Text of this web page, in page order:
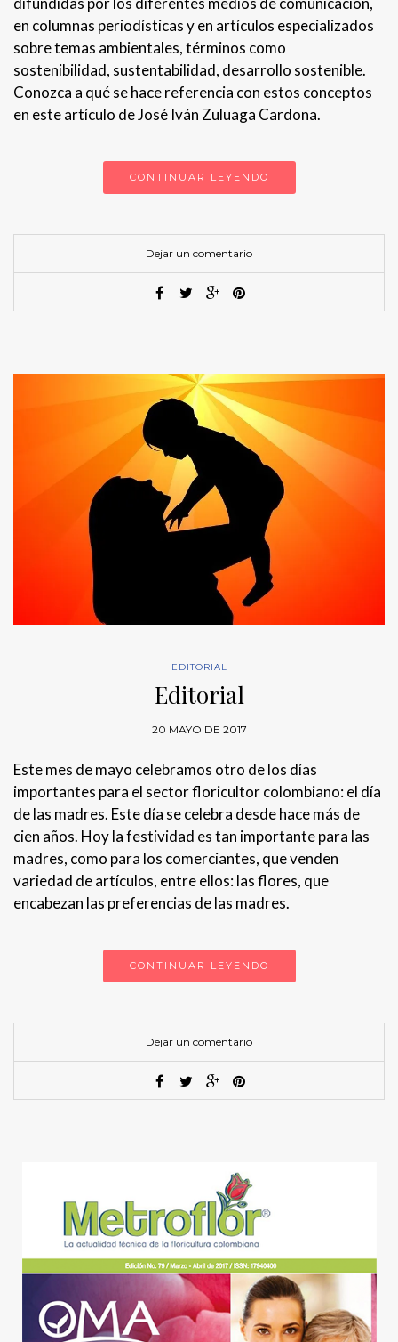
en columnas periodísticas y en artículos especializados
sobre temas ambientales, términos como
sostenibilidad, sustentabilidad, desarrollo sostenible.
Conozca a qué se hace referencia con estos conceptos
en este artículo de José Iván Zuluaga Cardona.
CONTINUAR LEYENDO
Dejar un comentario
EDITORIAL
Editorial
20 MAYO DE 2017
Este mes de mayo celebramos otro de los días
importantes para el sector floricultor colombiano: el día
de las madres. Este día se celebra desde hace más de
cien años. Hoy la festividad es tan importante para las
madres, como para los comerciantes, que venden
variedad de artículos, entre ellos: las flores, que
encabezan las preferencias de las madres.
CONTINUAR LEYENDO
Dejar un comentario